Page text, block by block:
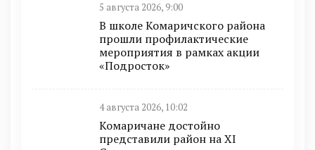
5 августа 2026, 9:00
В школе Комаричского района
прошли профилактические
мероприятия в рамках акции
«Подросток»
4 августа 2026, 10:02
Комаричане достойно
представили район на XI